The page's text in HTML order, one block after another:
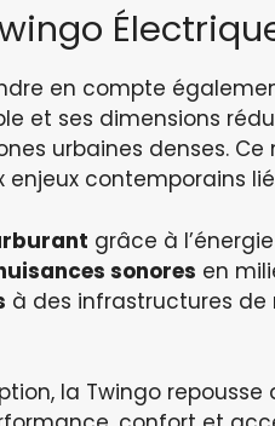
en compte
et ses dimensions
urbaines denses.
enjeux contemporains
grâce à
sonores en
à des infrastructures
la Twingo